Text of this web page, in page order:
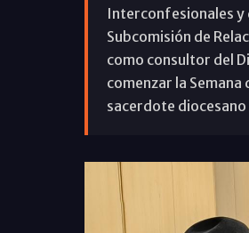
Interconfesionales y
Subcomisión de
como consultor del
comenzar la
sacerdote